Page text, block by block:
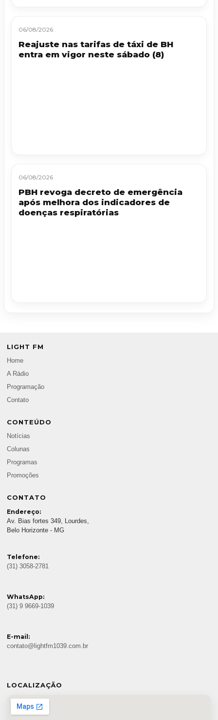
06/08/2026
Reajuste nas tarifas de táxi de BH
entra em vigor neste sábado (8)
06/08/2026
PBH revoga decreto de emergência
após melhora dos indicadores de
doenças respiratórias
LIGHT FM
Home
A Rádio
Programação
Contato
CONTEÚDO
Notícias
Colunas
Programas
Promoções
CONTATO
Endereço:
Av. Bias fortes 349, Lourdes,
Belo Horizonte - MG
Telefone:
(31) 3058-2781
WhatsApp:
(31) 9 9669-1039
E-mail:
contato@lightfm1039.com.br
LOCALIZAÇÃO